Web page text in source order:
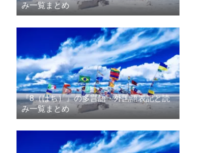
み一覧まとめ
『8（はち）』の多言語・外国語表記と読
み一覧まとめ